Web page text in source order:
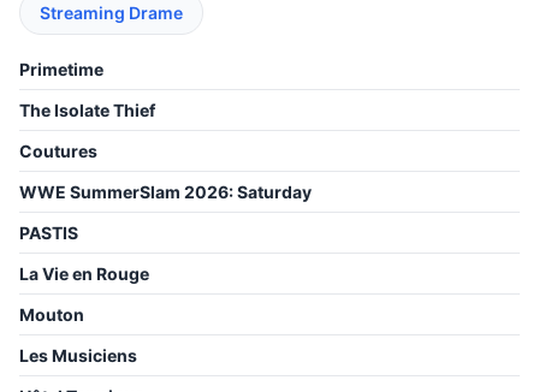
Streaming Drame
Primetime
The Isolate Thief
Coutures
WWE SummerSlam 2026: Saturday
PASTIS
La Vie en Rouge
Mouton
Les Musiciens